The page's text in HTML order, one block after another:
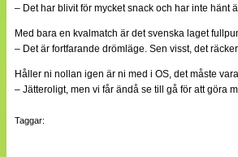
– Det har blivit för mycket snack och har inte hänt
Med bara en kvalmatch är det svenska laget
– Det är fortfarande drömläge. Sen visst, det
Håller ni nollan igen är ni med i OS, det måste
– Jätteroligt, men vi får ändå se till gå för att göra
Taggar: